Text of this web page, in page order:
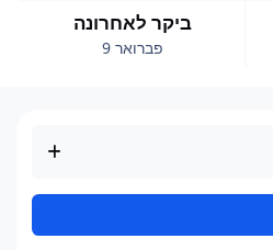
ביקר לאחרונה
פברואר 9